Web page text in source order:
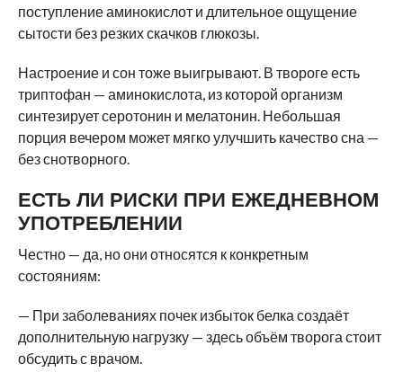
поступление аминокислот и длительное ощущение
сытости без резких скачков глюкозы.
Настроение и сон тоже выигрывают. В твороге есть
триптофан — аминокислота, из которой организм
синтезирует серотонин и мелатонин. Небольшая
порция вечером может мягко улучшить качество сна —
без снотворного.
ЕСТЬ ЛИ РИСКИ ПРИ ЕЖЕДНЕВНОМ
УПОТРЕБЛЕНИИ
Честно — да, но они относятся к конкретным
состояниям:
— При заболеваниях почек избыток белка создаёт
дополнительную нагрузку — здесь объём творога стоит
обсудить с врачом.